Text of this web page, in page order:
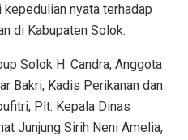
nyata terhadap
di Kabupaten Solok.
Solok H. Candra, Anggota
Bakri, Kadis Perikanan dan
Plt. Kepala Dinas
Junjung Sirih Neni Amelia,